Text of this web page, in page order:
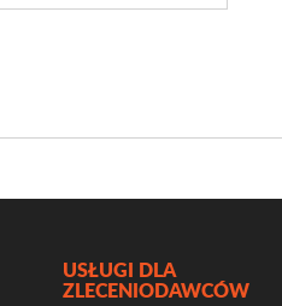
USŁUGI DLA
ZLECENIODAWCÓW